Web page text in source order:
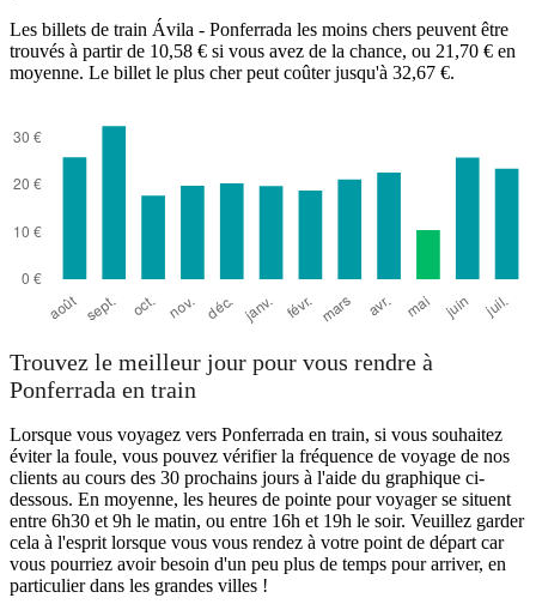
Les billets de train Ávila - Ponferrada les moins chers peuvent être
trouvés à partir de 10,58 € si vous avez de la chance, ou 21,70 € en
moyenne. Le billet le plus cher peut coûter jusqu'à 32,67 €.
Trouvez le meilleur jour pour vous rendre à
Ponferrada en train
Lorsque vous voyagez vers Ponferrada en train, si vous souhaitez
éviter la foule, vous pouvez vérifier la fréquence de voyage de nos
clients au cours des 30 prochains jours à l'aide du graphique ci-
dessous. En moyenne, les heures de pointe pour voyager se situent
entre 6h30 et 9h le matin, ou entre 16h et 19h le soir. Veuillez garder
cela à l'esprit lorsque vous vous rendez à votre point de départ car
vous pourriez avoir besoin d'un peu plus de temps pour arriver, en
particulier dans les grandes villes !